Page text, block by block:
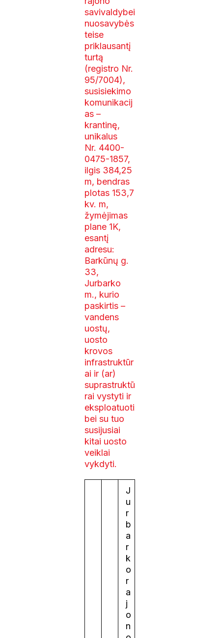
savivaldybei
nuosavybės
teise
priklausantį
turtą
(registro Nr.
95/7004),
susisiekimo
komunikacij
as –
krantinę,
unikalus
Nr. 4400-
0475-1857,
ilgis 384,25
m, bendras
plotas 153,7
kv. m,
žymėjimas
plane 1K,
esantį
adresu:
Barkūnų g.
33,
Jurbarko
m., kurio
paskirtis –
vandens
uostų,
uosto
krovos
infrastruktūr
ai ir (ar)
suprastruktū
rai vystyti ir
eksploatuoti
bei su tuo
susijusiai
kitai uosto
veiklai
vykdyti.
J
u
r
b
a
r
k
o
r
a
j
o
n